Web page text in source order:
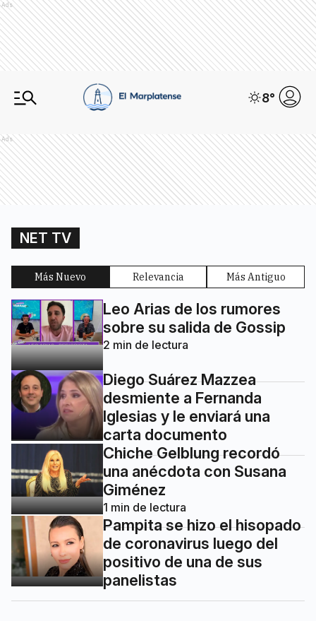
Ads
8°
Ads
NET TV
Más Nuevo Relevancia Más Antiguo
Leo Arias de los rumores
sobre su salida de Gossip
2 min de lectura
Diego Suárez Mazzea
desmiente a Fernanda
Iglesias y le enviará una
carta documento
Chiche Gelblung recordó
una anécdota con Susana
Giménez
1 min de lectura
Pampita se hizo el hisopado
de coronavirus luego del
positivo de una de sus
panelistas